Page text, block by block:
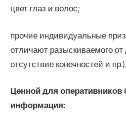
цвет глаз и волос;
прочие индивидуальные
отличают разыскиваемого от
отсутствие конечностей и пр.).
Ценной для
информация: